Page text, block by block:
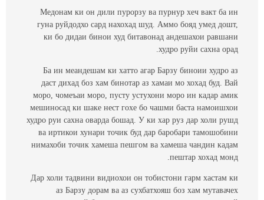
Медонам ки он дили пурорзу ва пурнур хеч вакт ба ин
гуна руйдодхо сард нахохад шуд. Аммо бояд умед дошт,
ки бо дидаи бинои худ битавонад андешахои равшани
худро руйи сахна орад.
Ба ин меандешам ки хатто агар Барзу биноии худро аз
даст дихад боз хам бинотар аз хамаи мо хохад буд. Вай
моро, чомеъаи моро, пусту устухони моро ин кадар амик
мешиносад ки шаке нест гохе бо чашми баста намоишхои
худро руи сахна оварда бошад. У ки хар руз дар холи рушд
ва иртикои хунари точик буд дар баробари тамошобини
нимахоби точик хамеша пешгом ва хамеша чандин кадам
пештар хохад монд.
Дар холи тадвини видиохои он тобистони гарм хастам ки
аз Барзу дорам ва аз сухбатхояш боз хам мутавачех